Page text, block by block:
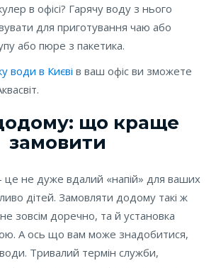
в офісі? Гарячу воду з нього
для приготування чаю або
або пюре з пакетика.
води в Києві в ваш офіс ви зможете
що краще
замовити
це не дуже вдалий «напій» для ваших
дітей. Замовляти додому такі ж
не зовсім доречно, та й установка
А ось що вам може знадобитися,
Тривалий термін служби,